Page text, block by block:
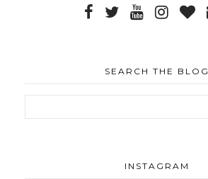
SEARCH THE BLOG
INSTAGRAM